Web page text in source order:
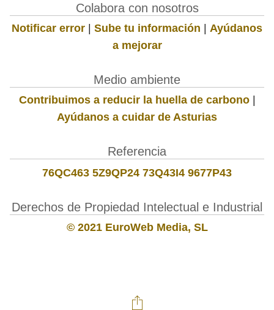
Colabora con nosotros
Notificar error | Sube tu información | Ayúdanos
a mejorar
Medio ambiente
Contribuimos a reducir la huella de carbono|
Ayúdanos a cuidar de Asturias
Referencia
76QC463 5Z9QP24 73Q43I4 9677P43
Derechos de Propiedad Intelectual e Industrial
© 2021 EuroWeb Media, SL